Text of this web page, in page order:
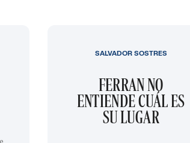
FERRAN NO
ENTIENDE CUÁL ES
SU LUGAR
SALVADOR SOSTRES